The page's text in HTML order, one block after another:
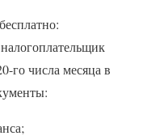
го числа месяца в